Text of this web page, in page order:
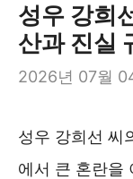
성우 강희
산과 진실
2026년 07월
성우 강희선 씨
에서 큰 혼란을